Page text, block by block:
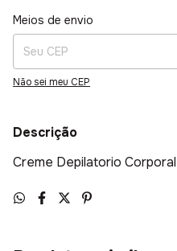
Entregas para o CEP:
Meios de envio
Não sei meu CEP
Descrição
Creme Depilatorio